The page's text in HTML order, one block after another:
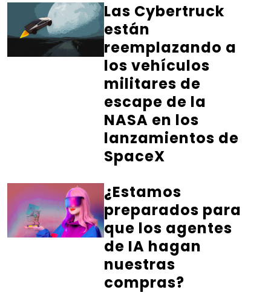
Las Cybertruck
están
reemplazando a
los vehículos
militares de
escape de la
NASA en los
lanzamientos de
SpaceX
¿Estamos
preparados para
que los agentes
de IA hagan
nuestras
compras?